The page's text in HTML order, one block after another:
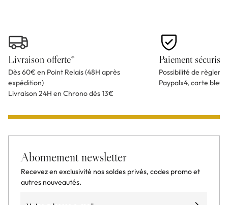
Livraison offerte*
Dès 60€ en Point Relais (48H après
expédition)
Livraison 24H en Chrono dès 13€
Paiement sécurisé
Possibilité de
Paypalx4, carte
Abonnement newsletter
Recevez en exclusivité nos soldes privés, codes promo et
autres nouveautés.